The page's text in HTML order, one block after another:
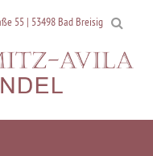
55 | 53498 Bad Breisig